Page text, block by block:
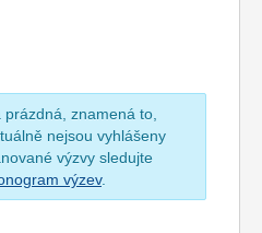
znamená to,
nejsou vyhlášeny
výzvy sledujte
výzev.